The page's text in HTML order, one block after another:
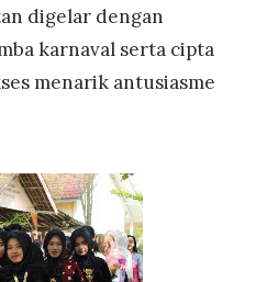
digelar dengan
karnaval serta cipta
menarik antusiasme